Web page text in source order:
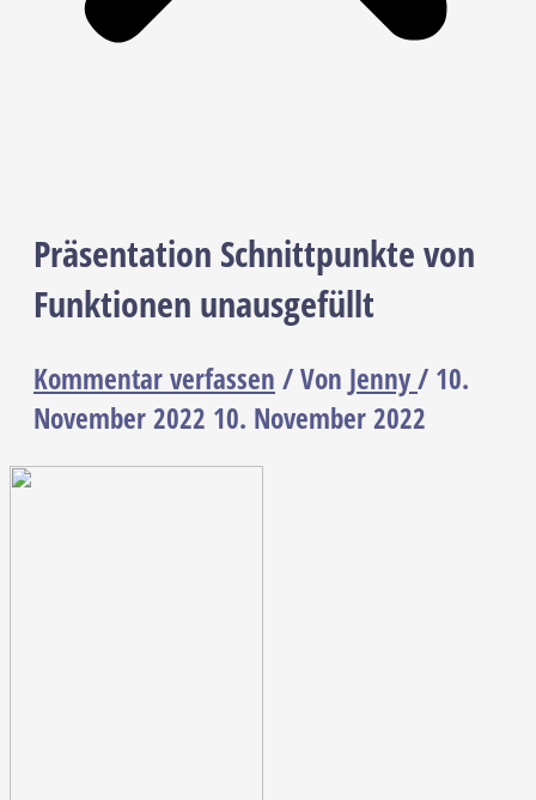
Präsentation Schnittpunkte von
Funktionen unausgefüllt
Kommentar verfassen / Von Jenny/ 10.
November 2022 10. November 2022